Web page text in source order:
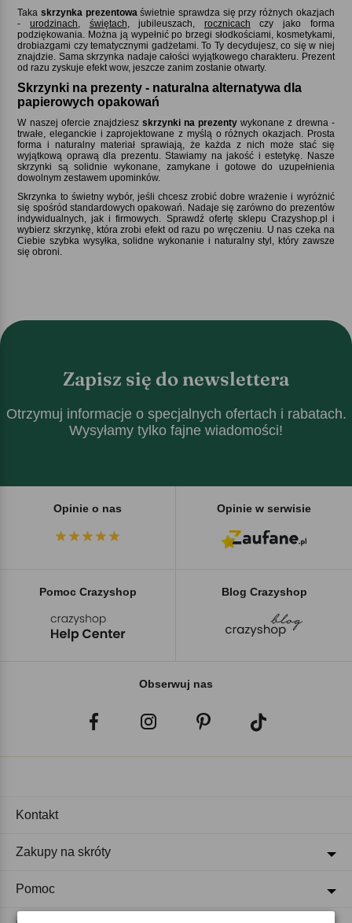
Takaskrzynka prezentowa świetnie sprawdza się przy różnych okazjach
- urodzinach świętach , jubileuszach, rocznicach czy jako forma
podziękowania. Można ją wypełnić po brzegi słodkościami, kosmetykami,
drobiazgami czy tematycznymi gadżetami. To Ty decydujesz, co się w niej
znajdzie. Sama skrzynka nadaje całości wyjątkowego charakteru. Prezent
od razu zyskuje efekt wow, jeszcze zanim zostanie otwarty.
Skrzynki na prezenty - naturalna alternatywa dla
papierowych opakowań
W naszej ofercie znajdziesz skrzynki na prezenty wykonane z drewna -
trwałe, eleganckie i zaprojektowane z myślą o różnych okazjach. Prosta
forma i naturalny materiał sprawiają, że każda z nich może stać się
wyjątkową oprawą dla prezentu. Stawiamy na jakość i estetykę. Nasze
skrzynki są solidnie wykonane, zamykane i gotowe do uzupełnienia
dowolnym zestawem upominków.
Skrzynka to świetny wybór, jeśli chcesz zrobić dobre wrażenie i wyróżnić
się spośród standardowych opakowań. Nadaje się zarówno do prezentów
indywidualnych, jak i firmowych. Sprawdź ofertę sklepu Crazyshop.pl i
wybierz skrzynkę, która zrobi efekt od razu po wręczeniu. U nas czeka na
Ciebie szybka wysyłka, solidne wykonanie i naturalny styl, który zawsze
się obroni.
Zapisz się do newslettera
Otrzymuj informacje o specjalnych ofertach i rabatach.
Wysyłamy tylko fajne wiadomości!
Opinie o nas Opinie w serwisie
Pomoc Crazyshop Blog Crazyshop
Obserwuj nas
Kontakt
Zakupy na skróty
Pomoc